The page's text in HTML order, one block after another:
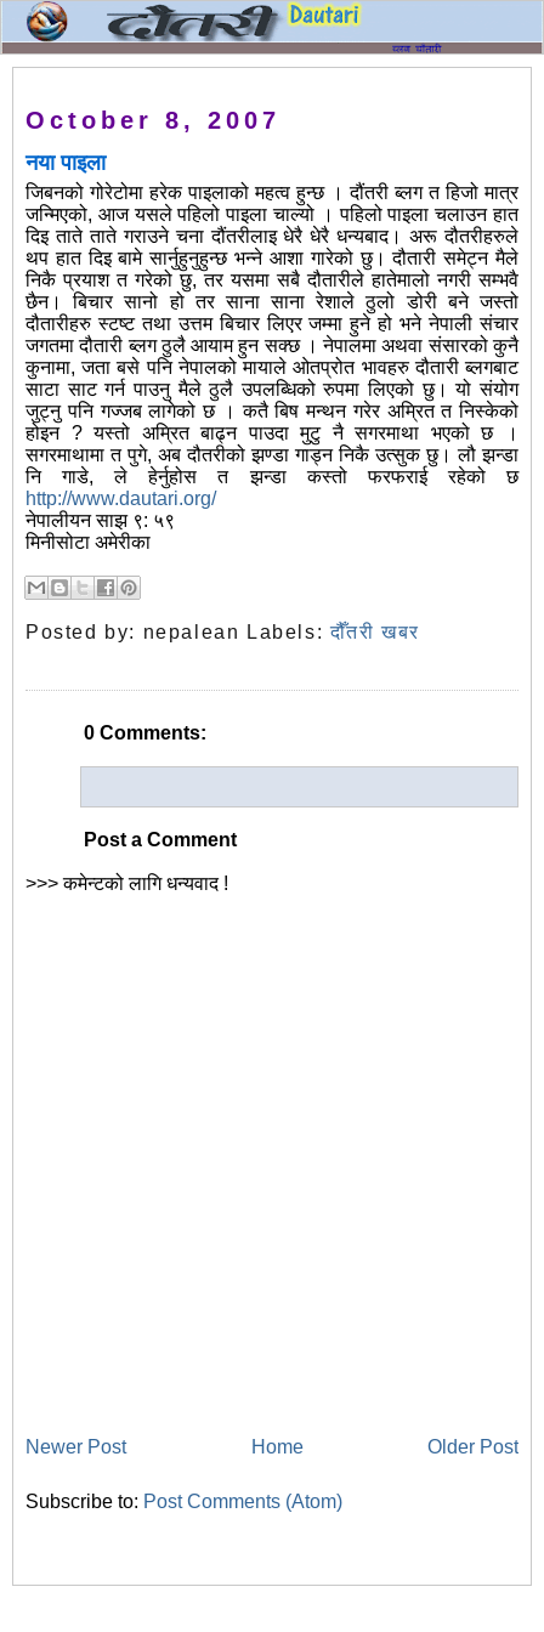
October 8, 2007
नया पाइला
जिबनको गोरेटोमा हरेक पाइलाको महत्व हुन्छ । दौंतरी ब्लग त हिजो मात्र
जन्मिएको, आज यसले पहिलो पाइला चाल्यो । पहिलो पाइला चलाउन हात
दिइ ताते ताते गराउने चना दौंतरीलाइ धेरै धेरै धन्यबाद। अरू दौतरीहरुले
थप हात दिइ बामे सार्नुहुनुहुन्छ भन्ने आशा गारेको छु। दौतारी समेट्न मैले
निकै प्रयाश त गरेको छु, तर यसमा सबै दौतारीले हातेमालो नगरी सम्भवै
छैन।बिचार सानो हो तर साना साना रेशाले ठुलो डोरी बने जस्तो
दौतारीहरु स्टष्ट तथा उत्तम बिचार लिएर जम्मा हुने हो भने नेपाली संचार
जगतमा दौतारी ब्लग ठुलै आयाम हुन सक्छ । नेपालमा अथवा संसारको कुनै
कुनामा, जता बसे पनि नेपालको मायाले ओतप्रोत भावहरु दौतारी ब्लगबाट
साटा साट गर्न पाउनु मैले ठुलै उपलब्धिको रुपमा लिएको छु। यो संयोग
जुट्नु पनि गज्जब लागेको छ । कतै बिष मन्थन गरेर अम्रित त निस्केको
होइन ? यस्तो अम्रित बाढ्न पाउदा मुटु नै सगरमाथा भएको छ ।
सगरमाथामा त पुगे, अब दौतरीको झण्डा गाड्न निकै उत्सुक छु। लौ झन्डा
नि गाडे, ले हेर्नुहोस त झन्डा कस्तो फरफराई रहेको छ
http://www.dautari.org/
नेपालीयन साझ ९: ५९
मिनीसोटा अमेरीका
Posted by: nepalean Labels:दौँतरी खबर
0 Comments:
Post a Comment
>>> कमेन्टको लागि धन्यवाद !
Newer Post Older Post
Home
Subscribe to: Post Comments (Atom)